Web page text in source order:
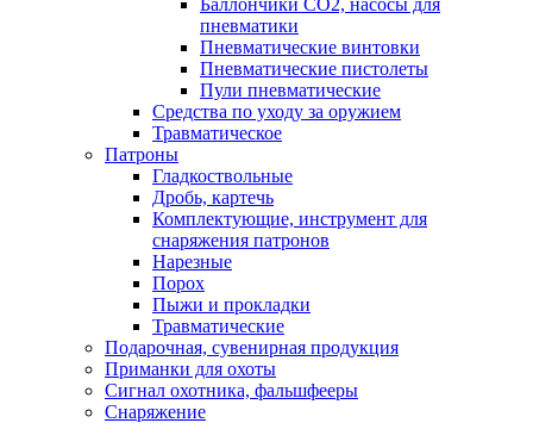
Баллончики СО2, насосы для
пневматики
Пневматические винтовки
Пневматические пистолеты
Пули пневматические
Средства по уходу за оружием
Травматическое
Патроны
Гладкоствольные
Дробь, картечь
Комплектующие, инструмент для
снаряжения патронов
Нарезные
Порох
Пыжи и прокладки
Травматические
Подарочная, сувенирная продукция
Приманки для охоты
Сигнал охотника, фальшфееры
Снаряжение